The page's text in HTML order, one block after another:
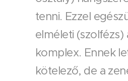
tenni. Ezzel
elméleti (szolfézs)
komplex. Ennek
kötelező, de a